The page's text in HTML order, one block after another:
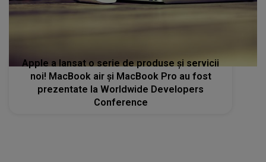
Apple a lansat o serie de produse şi servicii
noi! MacBook air și MacBook Pro au fost
prezentate la Worldwide Developers
Conference